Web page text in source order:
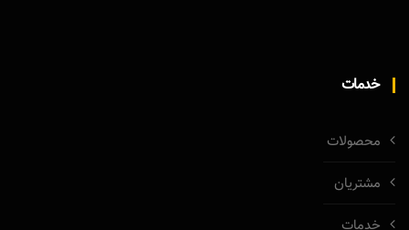
خدمات
محصولات
مشتریان